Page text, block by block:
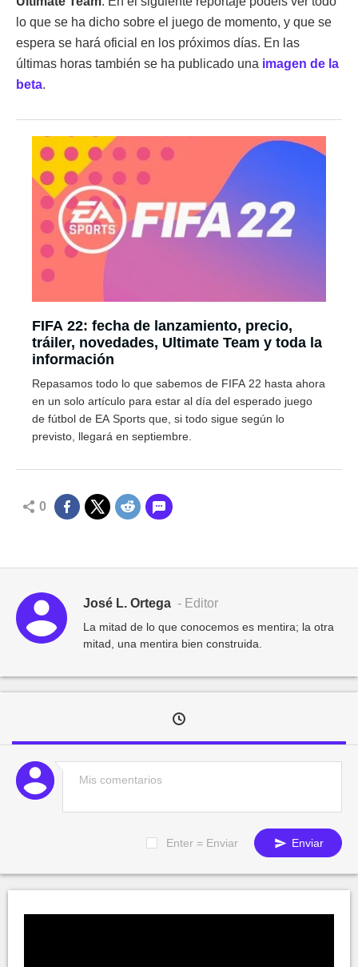
lo que se ha dicho sobre el juego de momento, y que se
espera se hará oficial en los próximos días. En las
últimas horas también se ha publicado una imagen de la
beta.
FIFA 22: fecha de lanzamiento, precio,
tráiler, novedades, Ultimate Team y toda la
información
Repasamos todo lo que sabemos de FIFA 22 hasta ahora
en un solo artículo para estar al día del esperado juego
de fútbol de EA Sports que, si todo sigue según lo
previsto, llegará en septiembre.
0
José L. Ortega - Editor
La mitad de lo que conocemos es mentira; la otra
mitad, una mentira bien construida.
Enter = Enviar Enviar